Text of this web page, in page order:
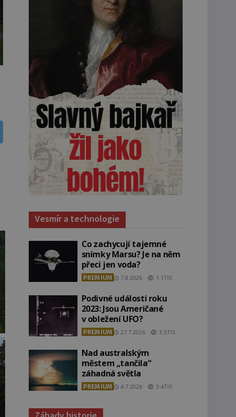
Vesmír a technologie
Co zachycují tajemné
snímky Marsu? Je na něm
přeci jen voda?
PREMIUM 7.8.2026 1.1TIS
Podivné události roku
2023: Jsou Američané
v obležení UFO?
PREMIUM 27.7.2026 3.5TIS
Nad australským
městem „tančila“
záhadná světla
PREMIUM 4.7.2026 3.4TIS